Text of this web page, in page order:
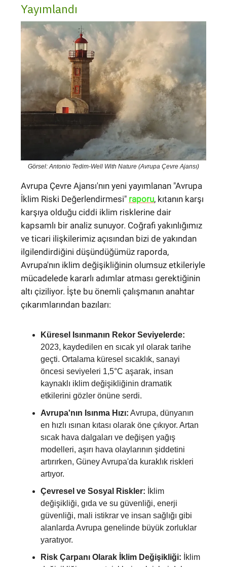
Yayımlandı
Görsel: Antonio Tedim-Well With Nature (Avrupa Çevre Ajansı)
Avrupa Çevre Ajansı'nın yeni yayımlanan "Avrupa
İklim Riski Değerlendirmesi" raporu, kıtanın karşı
karşıya olduğu ciddi iklim risklerine dair
kapsamlı bir analiz sunuyor. Coğrafi yakınlığımız
ve ticari ilişkilerimiz açısından bizi de yakından
ilgilendirdiğini düşündüğümüz raporda,
Avrupa'nın iklim değişikliğinin olumsuz etkileriyle
mücadelede kararlı adımlar atması gerektiğinin
altı çiziliyor. İşte bu önemli çalışmanın anahtar
çıkarımlarından bazıları:
Küresel Isınmanın Rekor Seviyelerde:
2023, kaydedilen en sıcak yıl olarak tarihe
geçti. Ortalama küresel sıcaklık, sanayi
öncesi seviyeleri 1,5°C aşarak, insan
kaynaklı iklim değişikliğinin dramatik
etkilerini gözler önüne serdi.
Avrupa'nın Isınma Hızı: Avrupa, dünyanın
en hızlı ısınan kıtası olarak öne çıkıyor. Artan
sıcak hava dalgaları ve değişen yağış
modelleri, aşırı hava olaylarının şiddetini
artırırken, Güney Avrupa'da kuraklık riskleri
artıyor.
Çevresel ve Sosyal Riskler: İklim
değişikliği, gıda ve su güvenliği, enerji
güvenliği, mali istikrar ve insan sağlığı gibi
alanlarda Avrupa genelinde büyük zorluklar
yaratıyor.
Risk Çarpanı Olarak İklim Değişikliği: İklim